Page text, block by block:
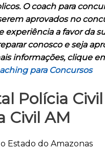
O coach para
aprovados no
experiência a favor da
conosco e seja
informações, clique
para Concursos
Polícia
Civil AM
Estado do Amazonas